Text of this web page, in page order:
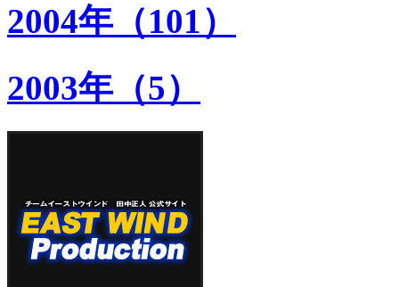
2004年（101）
2003年（5）